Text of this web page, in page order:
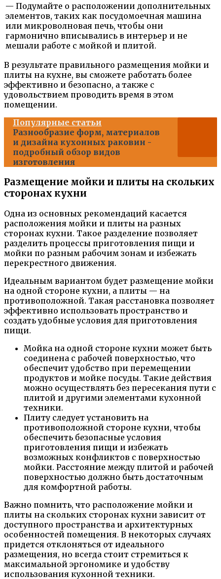
— Подумайте о расположении дополнительных
элементов, таких как посудомоечная машина
или микроволновая печь, чтобы они
гармонично вписывались в интерьер и не
мешали работе с мойкой и плитой.
В результате правильного размещения мойки и
плиты на кухне, вы сможете работать более
эффективно и безопасно, а также с
удовольствием проводить время в этом
помещении.
Популярные статьи
Разнообразие форм, материалов
и дизайна кухонных раковин -
подробный обзор видов
изготовления
Размещение мойки и плиты на скольких
сторонах кухни
Одна из основных рекомендаций касается
расположения мойки и плиты на разных
сторонах кухни. Такое разделение позволяет
разделить процессы приготовления пищи и
мойки по разным рабочим зонам и избежать
перекрестного движения.
Идеальным вариантом будет размещение мойки
на одной стороне кухни, а плиты — на
противоположной. Такая расстановка позволяет
эффективно использовать пространство и
создать удобные условия для приготовления
пищи.
Мойка на одной стороне кухни может быть
соединена с рабочей поверхностью, что
обеспечит удобство при перемещении
продуктов и мойке посуды. Такие действия
можно осуществлять без пересекания пути с
плитой и другими элементами кухонной
техники.
Плиту следует установить на
противоположной стороне кухни, чтобы
обеспечить безопасные условия
приготовления пищи и избежать
возможных конфликтов с поверхностью
мойки. Расстояние между плитой и рабочей
поверхностью должно быть достаточным
для комфортной работы.
Важно помнить, что расположение мойки и
плиты на скольких сторонах кухни зависит от
доступного пространства и архитектурных
особенностей помещения. В некоторых случаях
придется отклоняться от идеального
размещения, но всегда стоит стремиться к
максимальной эргономике и удобству
использования кухонной техники.